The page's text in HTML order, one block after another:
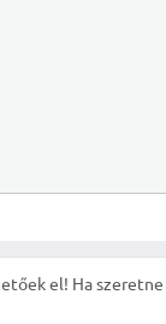
el! Ha